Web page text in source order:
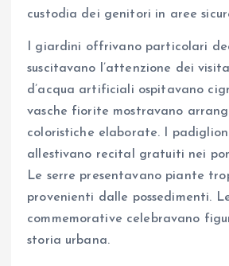
custodia dei genitori in aree
I giardini offrivano particolari
suscitavano l’attenzione dei
d’acqua artificiali ospitavano
vasche fiorite mostravano
coloristiche elaborate. I
allestivano recital gratuiti nei
Le serre presentavano piante
provenienti dalle possedimenti.
commemorative celebravano
storia urbana.